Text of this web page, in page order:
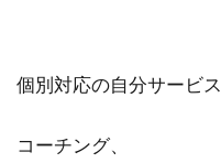
個別対応の自分サービ
コーチング、